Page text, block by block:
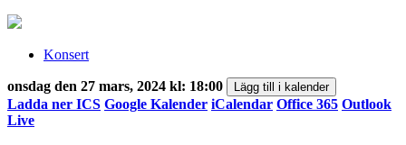
Konsert
onsdag den 27 mars, 2024 kl: 18:00 Lägg till i kalender
Ladda ner ICS Google Kalender iCalendar Office 365 Outlook
Live